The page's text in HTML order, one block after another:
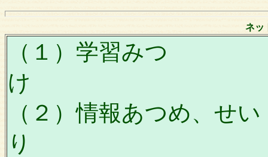
ネッ
（１）学習みつ
け
（２）情報あつめ、せい
り